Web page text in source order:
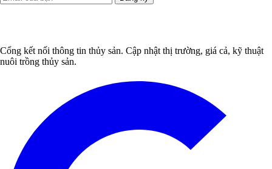
Cổng kết nối thông tin thủy sản. Cập nhật thị trường, giá cả, kỹ thuật
nuôi trồng thủy sản.